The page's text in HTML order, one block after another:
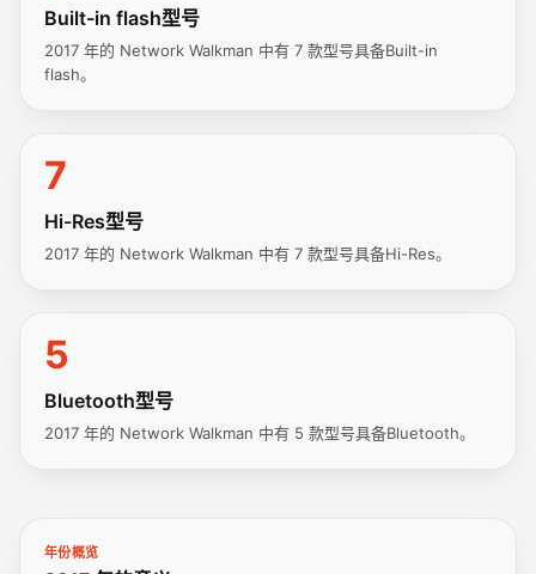
Built-in flash型号
2017 年的 Network Walkman 中有 7 款型号具备Built-in
flash。
7
Hi-Res型号
2017 年的 Network Walkman 中有 7 款型号具备Hi-Res。
5
Bluetooth型号
2017 年的 Network Walkman 中有 5 款型号具备Bluetooth。
年份概览